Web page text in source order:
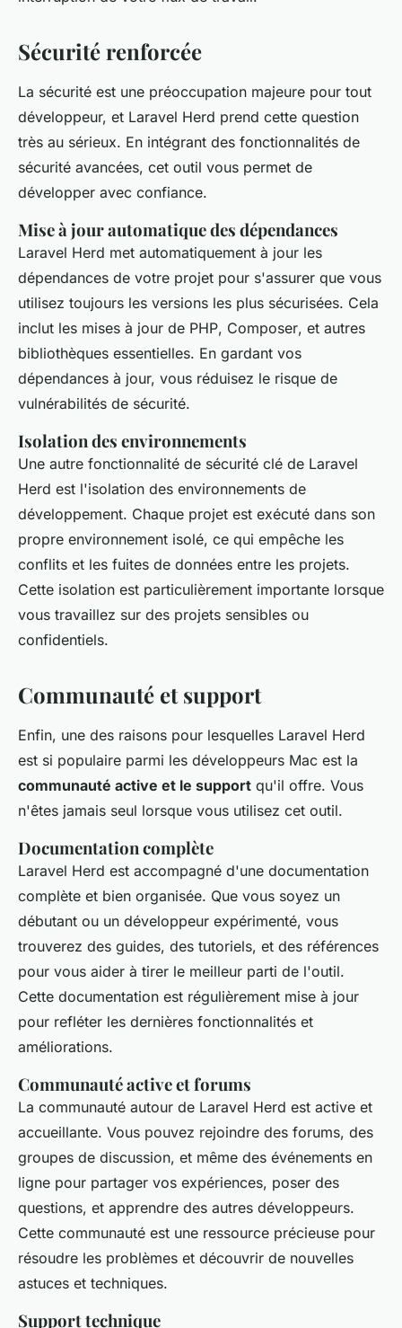
Sécurité renforcée
La sécurité est une préoccupation majeure pour tout
développeur, et Laravel Herd prend cette question
très au sérieux. En intégrant des fonctionnalités de
sécurité avancées, cet outil vous permet de
développer avec confiance.
Mise à jour automatique des dépendances
Laravel Herd met automatiquement à jour les
dépendances de votre projet pour s'assurer que vous
utilisez toujours les versions les plus sécurisées. Cela
inclut les mises à jour de PHP, Composer, et autres
bibliothèques essentielles. En gardant vos
dépendances à jour, vous réduisez le risque de
vulnérabilités de sécurité.
Isolation des environnements
Une autre fonctionnalité de sécurité clé de Laravel
Herd est l'isolation des environnements de
développement. Chaque projet est exécuté dans son
propre environnement isolé, ce qui empêche les
conflits et les fuites de données entre les projets.
Cette isolation est particulièrement importante lorsque
vous travaillez sur des projets sensibles ou
confidentiels.
Communauté et support
Enfin, une des raisons pour lesquelles Laravel Herd
est si populaire parmi les développeurs Mac est la
communauté active et le support qu'il offre. Vous
n'êtes jamais seul lorsque vous utilisez cet outil.
Documentation complète
Laravel Herd est accompagné d'une documentation
complète et bien organisée. Que vous soyez un
débutant ou un développeur expérimenté, vous
trouverez des guides, des tutoriels, et des références
pour vous aider à tirer le meilleur parti de l'outil.
Cette documentation est régulièrement mise à jour
pour refléter les dernières fonctionnalités et
améliorations.
Communauté active et forums
La communauté autour de Laravel Herd est active et
accueillante. Vous pouvez rejoindre des forums, des
groupes de discussion, et même des événements en
ligne pour partager vos expériences, poser des
questions, et apprendre des autres développeurs.
Cette communauté est une ressource précieuse pour
résoudre les problèmes et découvrir de nouvelles
astuces et techniques.
Support technique